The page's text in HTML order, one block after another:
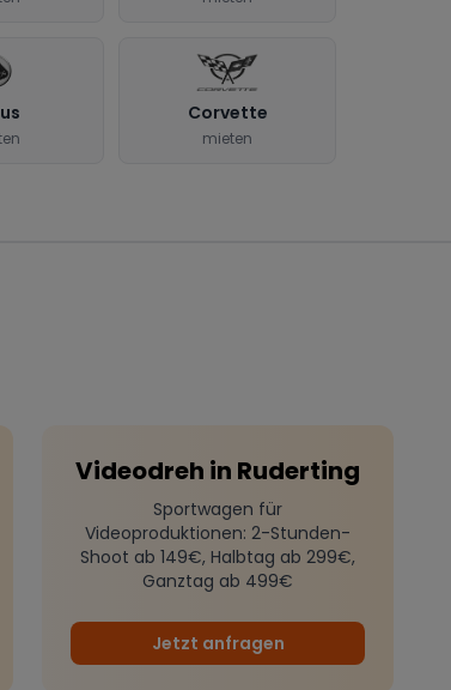
Corvette
mieten
Videodreh in Ruderting
Sportwagen für
Videoproduktionen: 2-Stunden-
Shoot ab 149€, Halbtag ab 299€,
Ganztag ab 499€
Jetzt anfragen